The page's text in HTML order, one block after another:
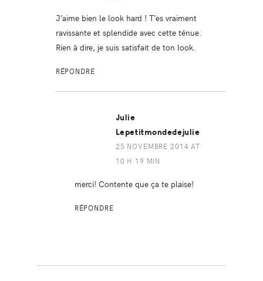
J’aime bien le look hard ! T’es vraiment
ravissante et splendide avec cette ténue.
Rien à dire, je suis satisfait de ton look.
RÉPONDRE
Julie
Lepetitmondedejulie
25 NOVEMBRE 2014 AT
10 H 19 MIN
merci! Contente que ça te plaise!
RÉPONDRE